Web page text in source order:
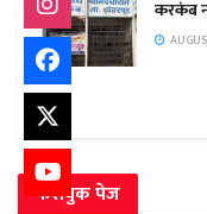
करकंब
फेसबुक पेज